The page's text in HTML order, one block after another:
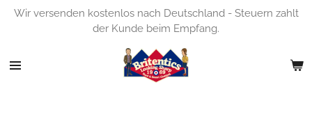
Zum
Wir versenden kostenlos nach Deutschland - Steuern zahlt
der Kunde beim Empfang.